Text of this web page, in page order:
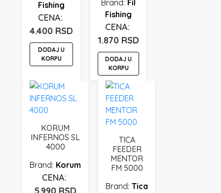
Fishing
4.400 RSD
DODAJ U
KORPU
Fil
Fishing
1.870 RSD
DODAJ U
KORPU
KORUM
INFERNOS SL
4000
Korum
TICA
FEEDER
MENTOR
FM 5000
Tica